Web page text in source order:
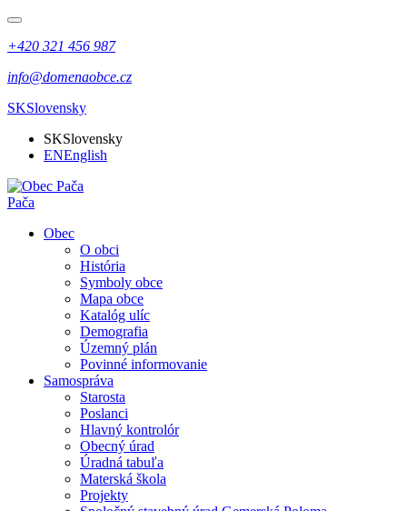
+420 321 456 987
info@domenaobce.cz
SKSlovensky
SKSlovensky
ENEnglish
Pača
Obec
O obci
História
Symboly obce
Mapa obce
Katalóg ulíc
Demografia
Územný plán
Povinné informovanie
Samospráva
Starosta
Poslanci
Hlavný kontrolór
Obecný úrad
Úradná tabuľa
Materská škola
Projekty